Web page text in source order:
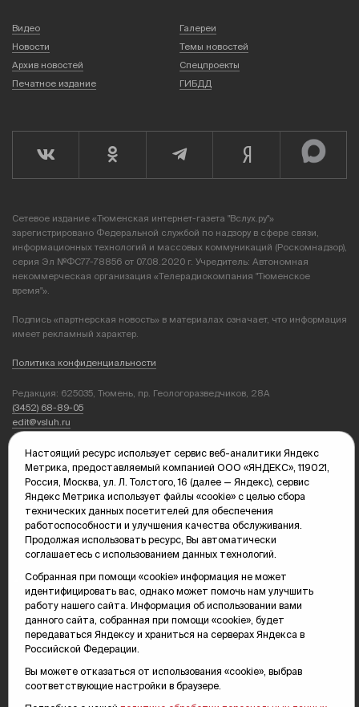
Видео
Галереи
Новости
Темы новостей
Архив новостей
Спецпроекты
Печатное издание
ГИБДД
Сетевое издание «Тюменская интернет-газета "Вслух.ру"»
зарегистрировано Федеральной службой по надзору в сфере связи,
информационных технологий и массовых коммуникаций (Роскомнадзор),
серия Эл №ФС77-78856 от 07.08.2020 г. Учредитель: Автономная
некоммерческая организация «Телерадиокомпания "Тюменское
время"».
Подпись «партнерская новость» в материалах означает, что информация
имеет рекламный характер.
Политика конфиденциальности
Редакция: 625035, Тюмень, пр. Геологоразведчиков, 28А
(3452) 68-89-05
edit@vsluh.ru
Главный редактор: Панкина Т.Ю.
kika@vsluh.ru
По вопросам рекламы:
(3452) 68-89-78
kotovaev@sibinformburo.ru
mim@vsluh.ru
© 2000-2026 Тюменская интернет-газета «Вслух.ру»
Карта сайта
Настоящий ресурс использует сервис веб-аналитики Яндекс
Метрика, предоставляемый компанией ООО «ЯНДЕКС», 119021,
Россия, Москва, ул. Л. Толстого, 16 (далее — Яндекс), сервис
Яндекс Метрика использует файлы «cookie» с целью сбора
технических данных посетителей для обеспечения
работоспособности и улучшения качества обслуживания.
Продолжая использовать ресурс, Вы автоматически
соглашаетесь с использованием данных технологий.
Собранная при помощи «cookie» информация не может
идентифицировать вас, однако может помочь нам улучшить
работу нашего сайта. Информация об использовании вами
данного сайта, собранная при помощи «cookie», будет
передаваться Яндексу и храниться на серверах Яндекса в
Российской Федерации.
Вы можете отказаться от использования «cookie», выбрав
соответствующие настройки в браузере.